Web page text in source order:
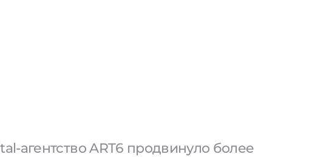
агентство ART6 продвинуло более